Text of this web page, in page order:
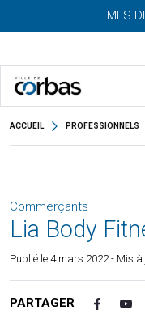
MES
ACCUEIL PROFESSIONNELS
Commerçants
Lia Body
Publié le 4 mars 2022- Mis à
PARTAGER